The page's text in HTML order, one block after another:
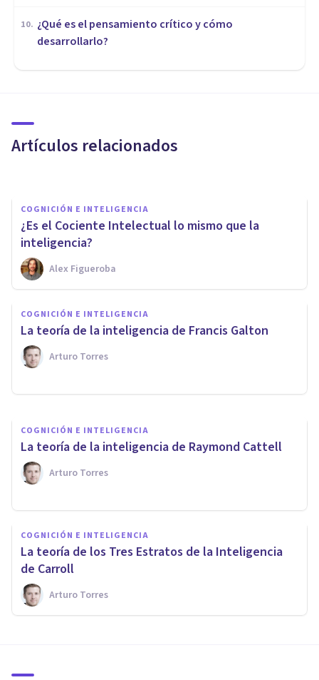
10. ¿Qué es el pensamiento crítico y cómo
desarrollarlo?
Artículos relacionados
(CI)?
COGNICIÓN E INTELIGENCIA
¿Es el Cociente Intelectual lo mismo que la
inteligencia?
Alex Figueroba
COGNICIÓN E INTELIGENCIA
La teoría de la inteligencia de Francis Galton
Arturo Torres
La teoría triárquica de la
inteligencia de Sternberg
COGNICIÓN E INTELIGENCIA
La teoría de la inteligencia de Raymond Cattell
Arturo Torres
COGNICIÓN E INTELIGENCIA
La teoría de los Tres Estratos de la Inteligencia
de Carroll
Arturo Torres